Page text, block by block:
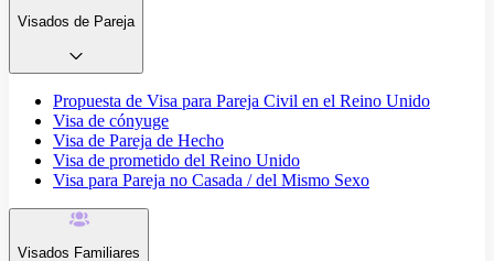
Visados de Pareja
Propuesta de Visa para Pareja Civil en el Reino Unido
Visa de cónyuge
Visa de Pareja de Hecho
Visa de prometido del Reino Unido
Visa para Pareja no Casada / del Mismo Sexo
Visados Familiares